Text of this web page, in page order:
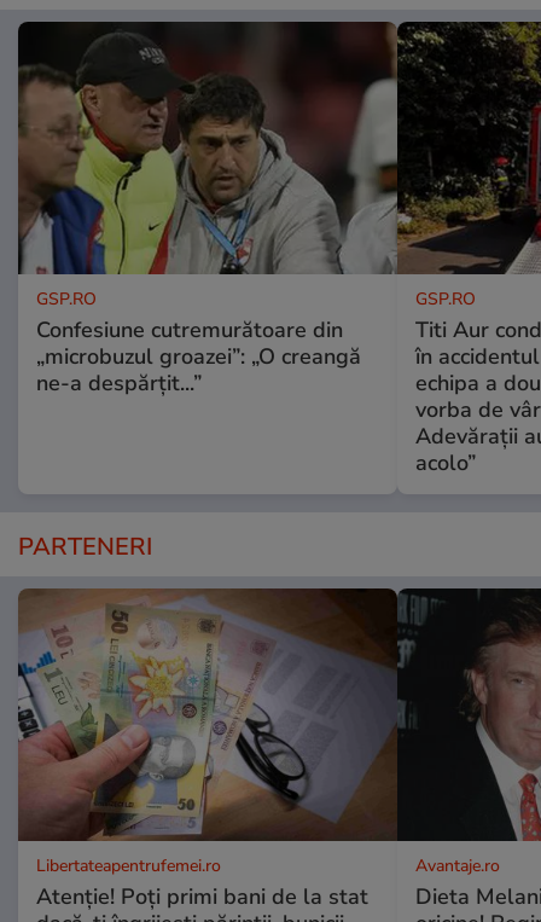
GSP.RO
Confesiune cutremurătoare din
„microbuzul groazei”: „O creangă
ne-a despărțit...”
GSP.RO
Titi Aur
în
echipa a
vorba de
Adevărații
acolo”
PARTENERI
Libertateapentrufemei.ro
Atenție! Poți primi bani de la stat
Avantaje.ro
Dieta